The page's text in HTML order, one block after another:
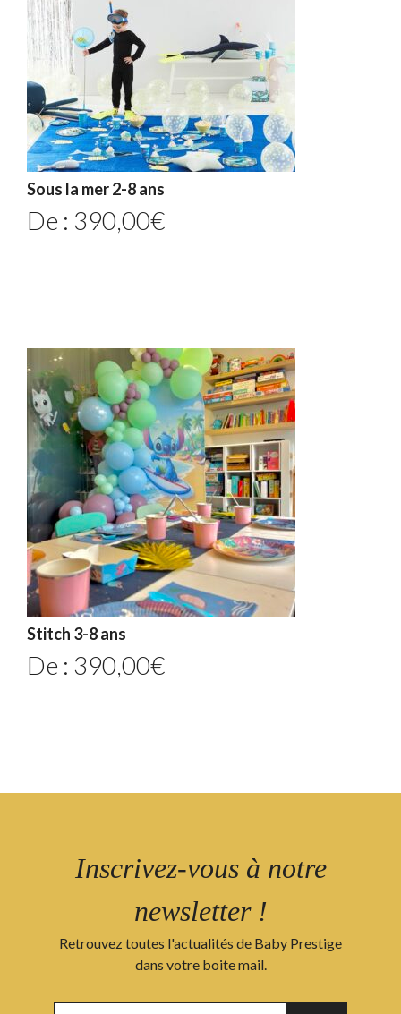
Sous la mer 2-8 ans
De : 390,00€
Stitch 3-8 ans
De : 390,00€
Inscrivez-vous à notre
newsletter !
Retrouvez toutes l'actualités de Baby Prestige
dans votre boite mail.